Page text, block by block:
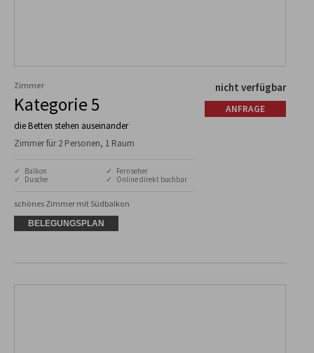
Zimmer
Kategorie 5
die Betten stehen auseinander
Zimmer für 2 Personen, 1 Raum
✓ Balkon
✓ Dusche
✓ Fernseher
✓ Online direkt buchbar
schönes Zimmer mit Südbalkon
nicht verfügbar
ANFRAGE
BELEGUNGSPLAN